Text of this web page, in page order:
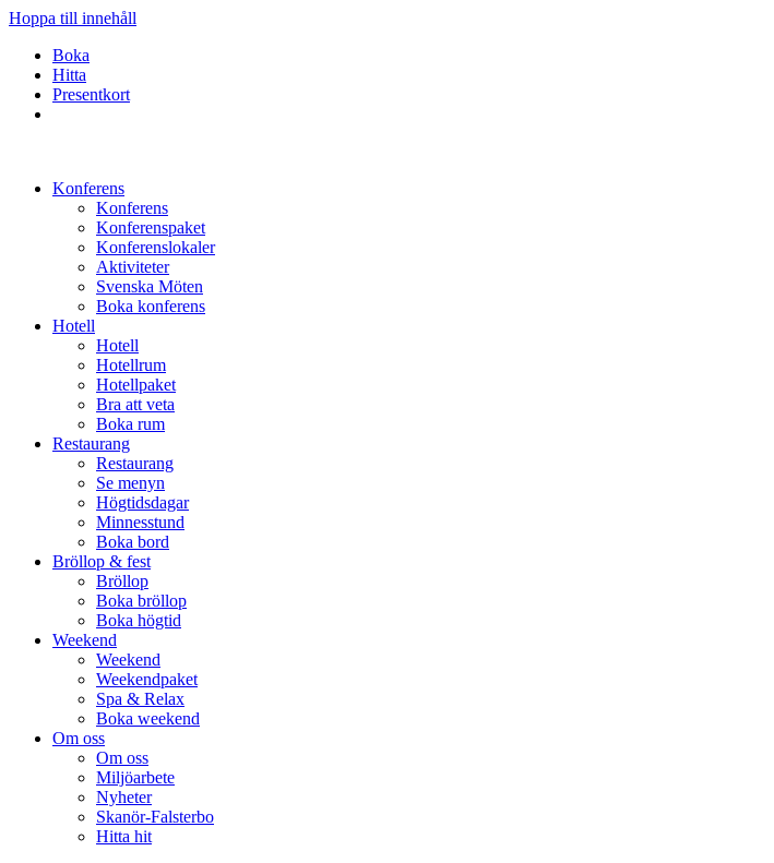
Hoppa till innehåll
Boka
Hitta
Presentkort
Konferens
Konferens
Konferenspaket
Konferenslokaler
Aktiviteter
Svenska Möten
Boka konferens
Hotell
Hotell
Hotellrum
Hotellpaket
Bra att veta
Boka rum
Restaurang
Restaurang
Se menyn
Högtidsdagar
Minnesstund
Boka bord
Bröllop & fest
Bröllop
Boka bröllop
Boka högtid
Weekend
Weekend
Weekendpaket
Spa & Relax
Boka weekend
Om oss
Om oss
Miljöarbete
Nyheter
Skanör-Falsterbo
Hitta hit